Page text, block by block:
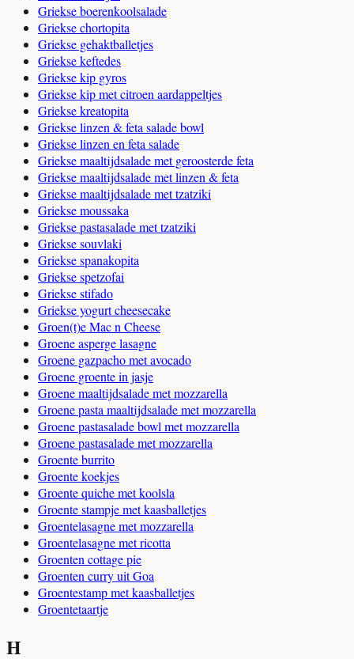
Griekse boerenkoolsalade
Griekse chortopita
Griekse gehaktballetjes
Griekse keftedes
Griekse kip gyros
Griekse kip met citroen aardappeltjes
Griekse kreatopita
Griekse linzen & feta salade bowl
Griekse linzen en feta salade
Griekse maaltijdsalade met geroosterde feta
Griekse maaltijdsalade met linzen & feta
Griekse maaltijdsalade met tzatziki
Griekse moussaka
Griekse pastasalade met tzatziki
Griekse souvlaki
Griekse spanakopita
Griekse spetzofai
Griekse stifado
Griekse yogurt cheesecake
Groen(t)e Mac n Cheese
Groene asperge lasagne
Groene gazpacho met avocado
Groene groente in jasje
Groene maaltijdsalade met mozzarella
Groene pasta maaltijdsalade met mozzarella
Groene pastasalade bowl met mozzarella
Groene pastasalade met mozzarella
Groente burrito
Groente koekjes
Groente quiche met koolsla
Groente stampje met kaasballetjes
Groentelasagne met mozzarella
Groentelasagne met ricotta
Groenten cottage pie
Groenten curry uit Goa
Groentestamp met kaasballetjes
Groentetaartje
H